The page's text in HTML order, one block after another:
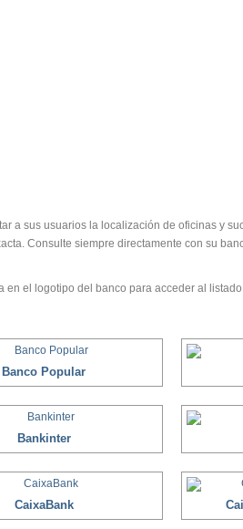
a sus usuarios la localización de oficinas y
Consulte siempre directamente con su
en el logotipo del banco para acceder al
Banco Popular
Bankinter
CaixaBank